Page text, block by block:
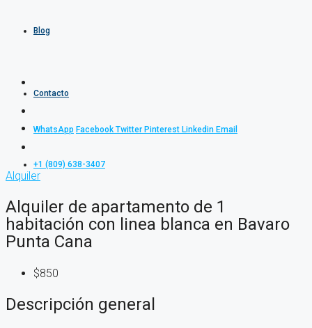
Blog
Contacto
+1 (809) 638-3407
WhatsApp Facebook Twitter Pinterest Linkedin Email
Alquiler
Alquiler de apartamento de 1
habitación con linea blanca en Bavaro
Punta Cana
$850
Descripción general